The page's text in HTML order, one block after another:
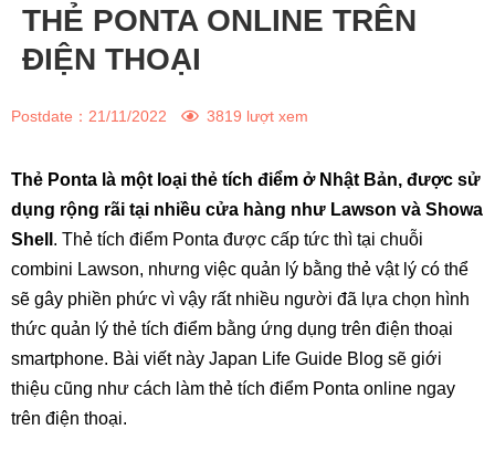
THẺ PONTA ONLINE TRÊN
ĐIỆN THOẠI
Postdate： 21/11/2022 3819 lượt xem
Thẻ Ponta là một loại thẻ tích điểm ở Nhật Bản, được sử
dụng rộng rãi tại nhiều cửa hàng như Lawson và Showa
Shell . Thẻ tích điểm Ponta được cấp tức thì tại chuỗi
combini Lawson, nhưng việc quản lý bằng thẻ vật lý có thể
sẽ gây phiền phức vì vậy rất nhiều người đã lựa chọn hình
thức quản lý thẻ tích điểm bằng ứng dụng trên điện thoại
smartphone. Bài viết này Japan Life Guide Blog sẽ giới
thiệu cũng như cách làm thẻ tích điểm Ponta online ngay
trên điện thoại.